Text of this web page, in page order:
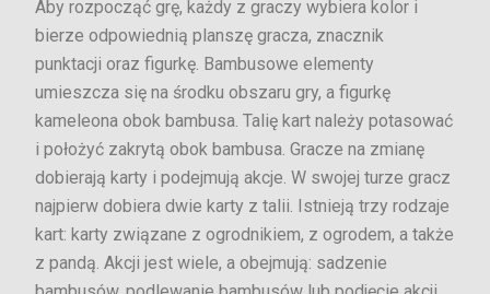
Aby rozpocząć grę, każdy z graczy wybiera kolor i
bierze odpowiednią planszę gracza, znacznik
punktacji oraz figurkę. Bambusowe elementy
umieszcza się na środku obszaru gry, a figurkę
kameleona obok bambusa. Talię kart należy potasować
i położyć zakrytą obok bambusa. Gracze na zmianę
dobierają karty i podejmują akcje. W swojej turze gracz
najpierw dobiera dwie karty z talii. Istnieją trzy rodzaje
kart: karty związane z ogrodnikiem, z ogrodem, a także
z pandą. Akcji jest wiele, a obejmują: sadzenie